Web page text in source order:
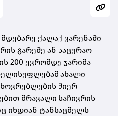
ქალაქ ვარენაში
გარეშე ან საცურაო
200 ევრომდე ჯარიმა
ახალი
მიერ
მრავალი საჩივრის
იხდიან ტანსაცმელს